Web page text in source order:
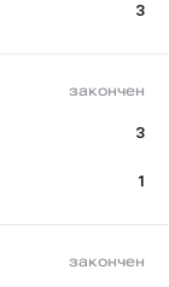
3
закончен
3
1
закончен